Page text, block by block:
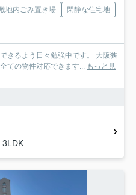
地内ごみ置き場
閑静な住宅地
きるよう日々勉強中です。 大阪狭
ての物件対応できます... もっと見
3LDK